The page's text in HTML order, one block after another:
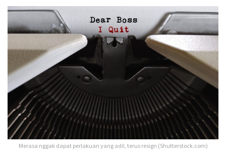
Merasa nggak dapat perlakuan yang adil, terus resign (Shutterstock.com)